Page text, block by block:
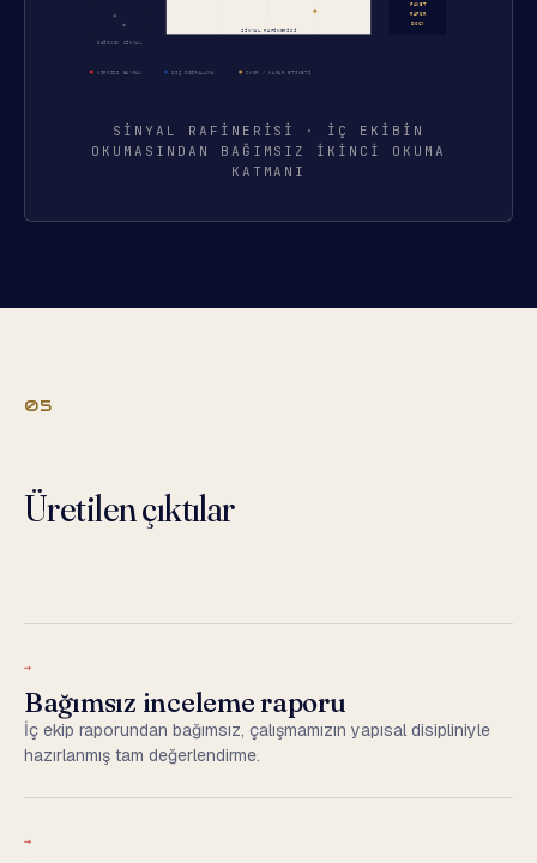
SINYAL RAFINERISI · IÇ EKIBIN
OKUMASINDAN BAĞIMSIZ IKINCI OKUMA
KATMANI
05
Üretilen çıktılar
→
Bağımsız inceleme raporu
İç ekip raporundan bağımsız, çalışmamızın yapısal disipliniyle
hazırlanmış tam değerlendirme.
→